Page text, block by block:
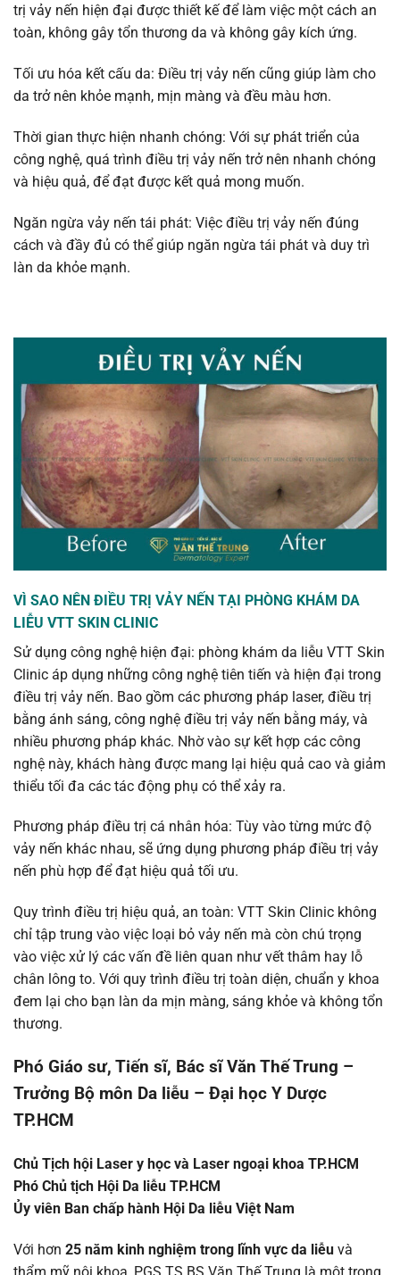
trị vảy nến hiện đại được thiết kế để làm việc một cách an
toàn, không gây tổn thương da và không gây kích ứng.
Tối ưu hóa kết cấu da: Điều trị vảy nến cũng giúp làm cho
da trở nên khỏe mạnh, mịn màng và đều màu hơn.
Thời gian thực hiện nhanh chóng: Với sự phát triển của
công nghệ, quá trình điều trị vảy nến trở nên nhanh chóng
và hiệu quả, để đạt được kết quả mong muốn.
Ngăn ngừa vảy nến tái phát: Việc điều trị vảy nến đúng
cách và đầy đủ có thể giúp ngăn ngừa tái phát và duy trì
làn da khỏe mạnh.
VÌ SAO NÊN ĐIỀU TRỊ VẢY NẾN TẠI PHÒNG KHÁM DA
LIỄU VTT SKIN CLINIC
Sử dụng công nghệ hiện đại: phòng khám da liễu VTT Skin
Clinic áp dụng những công nghệ tiên tiến và hiện đại trong
điều trị vảy nến. Bao gồm các phương pháp laser, điều trị
bằng ánh sáng, công nghệ điều trị vảy nến bằng máy, và
nhiều phương pháp khác. Nhờ vào sự kết hợp các công
nghệ này, khách hàng được mang lại hiệu quả cao và giảm
thiểu tối đa các tác động phụ có thể xảy ra.
Phương pháp điều trị cá nhân hóa: Tùy vào từng mức độ
vảy nến khác nhau, sẽ ứng dụng phương pháp điều trị vảy
nến phù hợp để đạt hiệu quả tối ưu.
Quy trình điều trị hiệu quả, an toàn: VTT Skin Clinic không
chỉ tập trung vào việc loại bỏ vảy nến mà còn chú trọng
vào việc xử lý các vấn đề liên quan như vết thâm hay lỗ
chân lông to. Với quy trình điều trị toàn diện, chuẩn y khoa
đem lại cho bạn làn da mịn màng, sáng khỏe và không tổn
thương.
Phó Giáo sư, Tiến sĩ, Bác sĩ Văn Thế Trung –
Trưởng Bộ môn Da liễu – Đại học Y Dược
TP.HCM
Chủ Tịch hội Laser y học và Laser ngoại khoa TP.HCM
Phó Chủ tịch Hội Da liễu TP.HCM
Ủy viên Ban chấp hành Hội Da liễu Việt Nam
Với hơn 25 năm kinh nghiệm trong lĩnh vực da liễu và
thẩm mỹ nội khoa, PGS.TS.BS Văn Thế Trung là một trong